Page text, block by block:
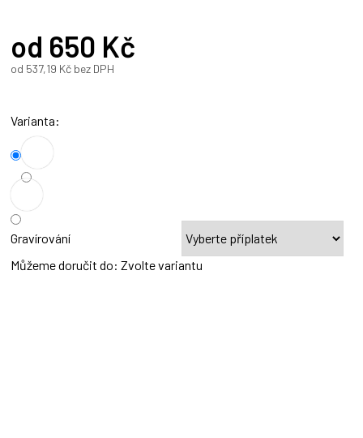
od 650 Kč
od 537,19 Kč bez DPH
Varianta
Gravírování
Můžeme doručit do: Zvolte variantu